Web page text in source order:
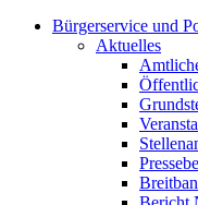
Bürgerservice und
Aktuelles